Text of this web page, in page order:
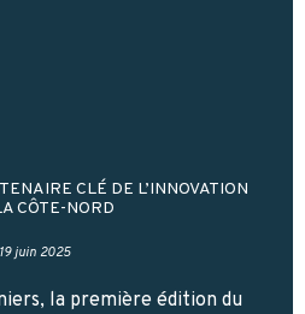
CLÉ DE L’INNOVATION
CÔTE-NORD
19 juin 2025
la première édition du